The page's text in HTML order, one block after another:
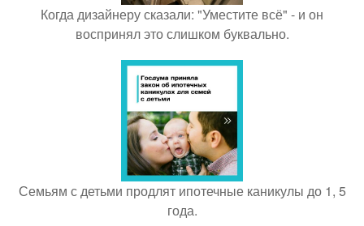
Когда дизайнеру сказали: "Уместите всё" - и он
воспринял это слишком буквально.
Семьям с детьми продлят ипотечные каникулы до 1, 5
года.